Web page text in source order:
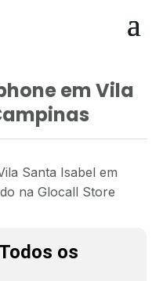
em Vila
Santa Isabel em
na Glocall Store
os